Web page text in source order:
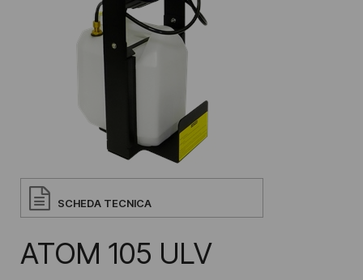
SCHEDA TECNICA
ATOM 105 ULV